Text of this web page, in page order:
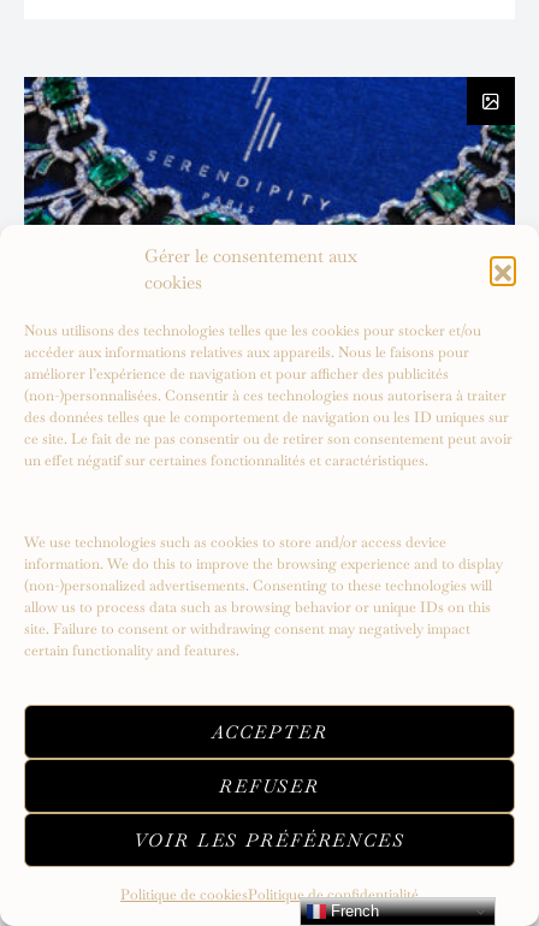
Gérer le consentement aux
cookies
Nous utilisons des technologies telles que les cookies pour stocker et/ou
accéder aux informations relatives aux appareils. Nous le faisons pour
améliorer l’expérience de navigation et pour afficher des publicités
(non-)personnalisées. Consentir à ces technologies nous autorisera à traiter
des données telles que le comportement de navigation ou les ID uniques sur
ce site. Le fait de ne pas consentir ou de retirer son consentement peut avoir
un effet négatif sur certaines fonctionnalités et caractéristiques.
We use technologies such as cookies to store and/or access device
information. We do this to improve the browsing experience and to display
(non-)personalized advertisements. Consenting to these technologies will
allow us to process data such as browsing behavior or unique IDs on this
site. Failure to consent or withdrawing consent may negatively impact
certain functionality and features.
ACCEPTER
REFUSER
VOIR LES PRÉFÉRENCES
Politique de cookiesPolitique de confidentialité
French